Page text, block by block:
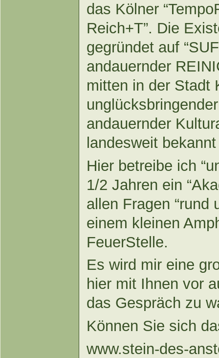
das Kölner
Reich+T”. Die
gegründet auf
andauernder
mitten in der Stadt
andauernder
landesweit
Hier betreibe ich
1/2 Jahren ein
allen Fragen “rund
einem kleinen
FeuerStelle.
Es wird mir eine
hier mit Ihnen vor
das Gespräch zu
Können Sie sich
www.stein-des-